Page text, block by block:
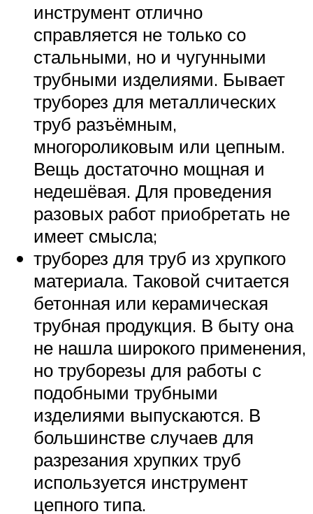
инструмент отлично
справляется не только со
стальными, но и чугунными
трубными изделиями. Бывает
труборез для металлических
труб разъёмным,
многороликовым или цепным.
Вещь достаточно мощная и
недешёвая. Для проведения
разовых работ приобретать не
имеет смысла;
труборез для труб из хрупкого
материала. Таковой считается
бетонная или керамическая
трубная продукция. В быту она
не нашла широкого применения,
но труборезы для работы с
подобными трубными
изделиями выпускаются. В
большинстве случаев для
разрезания хрупких труб
используется инструмент
цепного типа.